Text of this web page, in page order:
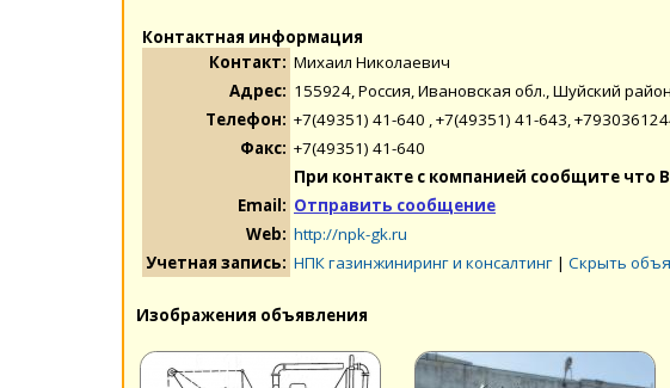
Контактная информация
Контакт: Михаил Николаевич
Адрес: 155924, Россия, Ивановская обл., Шуйский
Телефон: +7(49351) 41-640 , +7(49351) 41-643,
Факс: +7(49351) 41-640
При контакте с компанией сообщите что
Email: Отправить сообщение
Web: http://npk-gk.ru
Учетная запись: НПК газинжиниринг и консалтинг | Скрыть
Изображения объявления